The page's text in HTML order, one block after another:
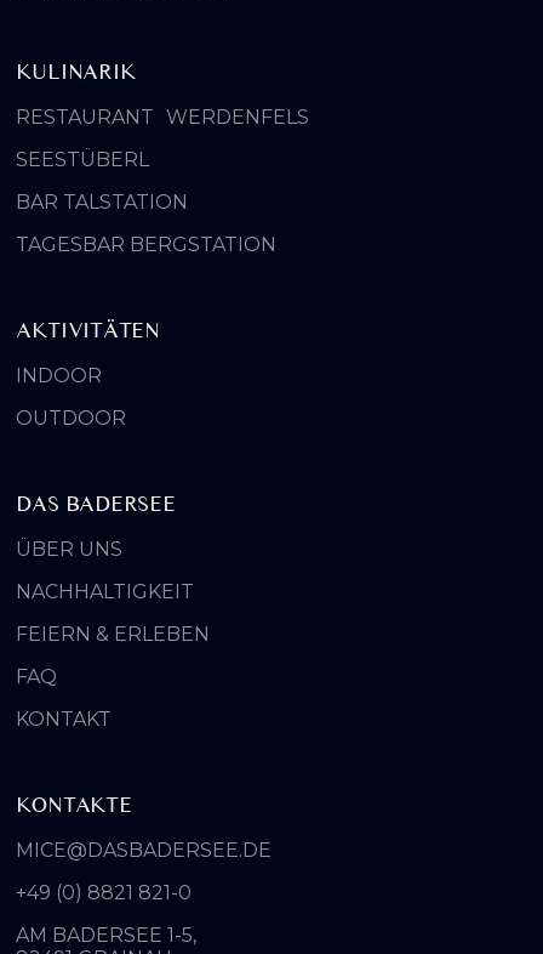
KULINARIK
RESTAURANT WERDENFELS
SEESTÜBERL
BAR TALSTATION
TAGESBAR BERGSTATION
AKTIVITÄTEN
INDOOR
OUTDOOR
DAS BADERSEE
ÜBER UNS
NACHHALTIGKEIT
FEIERN & ERLEBEN
FAQ
KONTAKT
KONTAKTE
MICE@DASBADERSEE.DE
+49 (0) 8821 821-0
AM BADERSEE 1-5,